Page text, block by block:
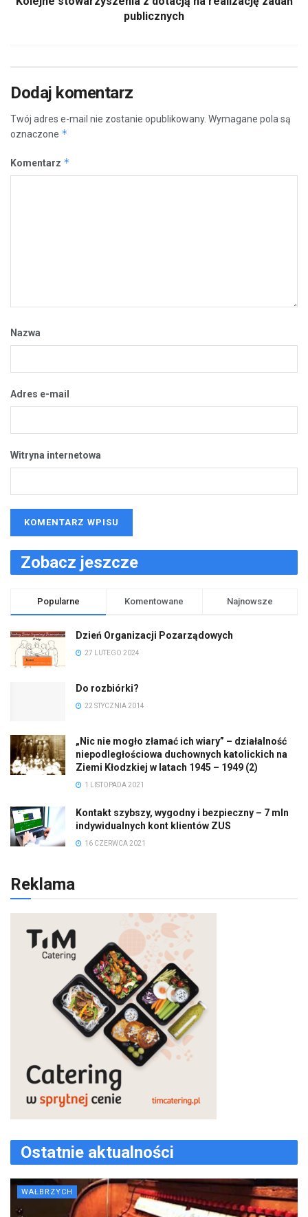
publicznych
Dodaj komentarz
Twój adres e-mail nie zostanie opublikowany. Wymagane pola są
oznaczone *
Komentarz *
Nazwa
Adres e-mail
Witryna internetowa
Zobacz jeszcze
Popularne Komentowane Najnowsze
Dzień Organizacji Pozarządowych
27 LUTEGO 2024
Do rozbiórki?
22 STYCZNIA 2014
„Nic nie mogło złamać ich wiary” – działalność
niepodległościowa duchownych katolickich na
Ziemi Kłodzkiej w latach 1945 – 1949 (2)
1 LISTOPADA 2021
Kontakt szybszy, wygodny i bezpieczny – 7 mln
indywidualnych kont klientów ZUS
16 CZERWCA 2021
Reklama
Ostatnie aktualności
WAŁBRZYCH